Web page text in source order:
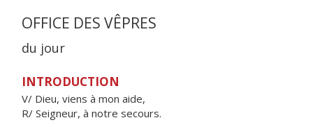
OFFICE DES VÊPRES
du jour
INTRODUCTION
V/ Dieu, viens à mon aide,
R/ Seigneur, à notre secours.